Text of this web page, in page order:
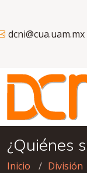
dcni@cua.uam.mx
¿Quiénes
Inicio División